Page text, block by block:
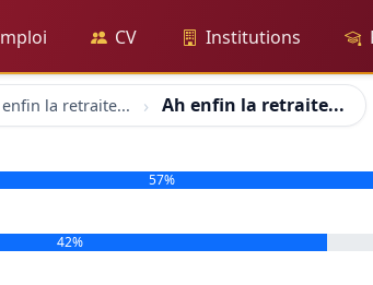
CV Institutions
la retraite... Ah enfin la retraite...
57%
42%